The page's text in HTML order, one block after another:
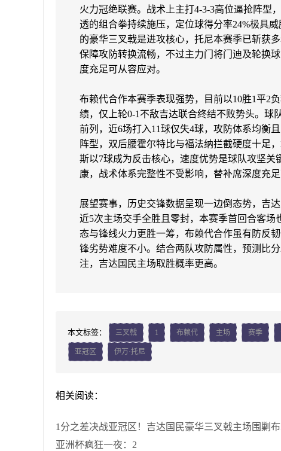
火力冠绝联赛。战术上主打4-3-3高位逼抢阵型
透的组合拳持续施压，定位球得分率24%极具
的豪华三叉戟是进攻核心，托尼本赛季已斩获
保障攻防转换流畅，不过主力门将门迪及轮换
度充足可从容应对。
布赖代合作本赛季表现强势，目前以10胜1平2
绩，仅上轮0-1不敌吉达联合终结不败势头。球
前列，近6场打入11球仅失4球，攻防体系均衡
阵型，双后腰霍尔特比与福法纳拦截硬度十足
斯以7球成为反击核心，速度优势是球队攻坚
康，战术体系完整性不受影响，替补席深度充足
展望赛事，历史交锋数据呈现一边倒态势，吉
近5次主场交手全胜且零封，本赛季首回合客
态与锋线火力更胜一筹，布赖代合作虽有防反
锋劣势难度不小。结合两队攻防属性，预测比
注，吉达国民主场取胜概率更高。
本文标签： 三叉戟 1 布赖代 主场 赛季
亚冠区 伊万·托尼
相关阅读：
1分之差决战亚冠区！吉达国民豪华三叉戟主场围剿
亚洲杯疯狂一夜：2